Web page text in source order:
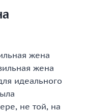
жена
жена
идеального
не той, на